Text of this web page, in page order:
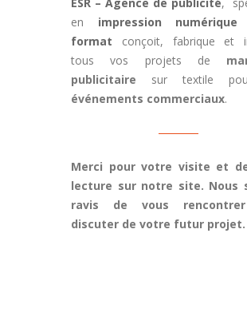
en impression numérique
format conçoit, fabrique et
tous vos projets de
publicitaire sur textile
événements commerciaux.
Merci pour votre visite et
lecture sur notre site. Nous
ravis de vous
discuter de votre futur projet.